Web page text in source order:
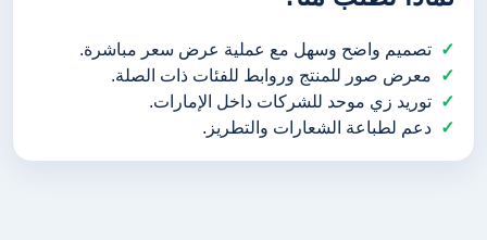
تصميم واضح وسهل مع عملية عرض سعر مباشرة.
معرض صور للمنتج وروابط للفئات ذات الصلة.
توريد زي موحد للشركات داخل الإمارات.
دعم لطباعة الشعارات والتطريز.